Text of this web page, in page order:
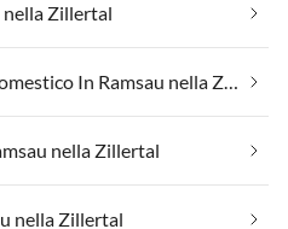
nella Zillertal
Vacanza con il tuo animale domestico In Ramsau nella Zillertal
nella Zillertal
nella Zillertal